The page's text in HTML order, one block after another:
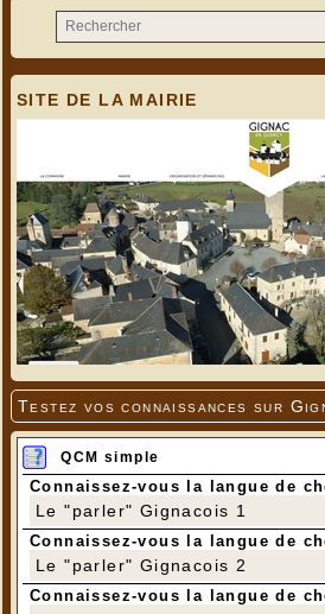
SITE DE LA MAIRIE
Testez vos connaissances sur
QCM simple
Connaissez-vous la langue de
Le "parler" Gignacois 1
Connaissez-vous la langue de
Le "parler" Gignacois 2
Connaissez-vous la langue de